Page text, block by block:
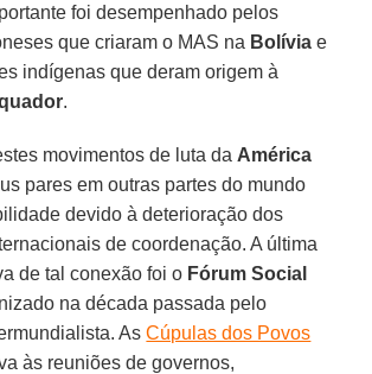
foi desempenhado pelos
que criaram o MAS na Bolívia e
indígenas que deram origem à
.
movimentos de luta da América
pares em outras partes do mundo
devido à deterioração dos
de coordenação. A última
de tal conexão foi o Fórum Social
na década passada pelo
AsCúpulas dos Povos
às reuniões de governos,